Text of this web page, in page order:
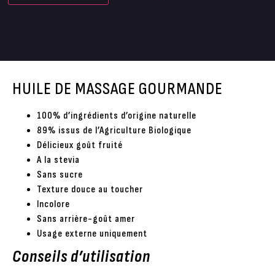
HUILE DE MASSAGE GOURMANDE
100% d’ingrédients d’origine naturelle
89% issus de l’Agriculture Biologique
Délicieux goût fruité
A la stevia
Sans sucre
Texture douce au toucher
Incolore
Sans arrière-goût amer
Usage externe uniquement
Conseils d’utilisation